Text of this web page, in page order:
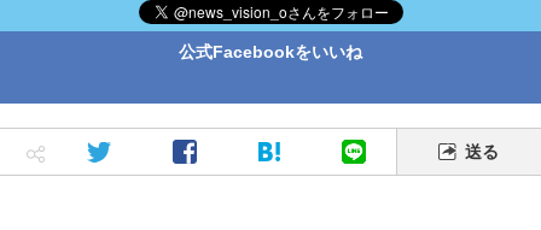
公式Facebookをいいね
送る